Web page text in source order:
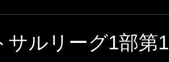
サルリーグ1部第1